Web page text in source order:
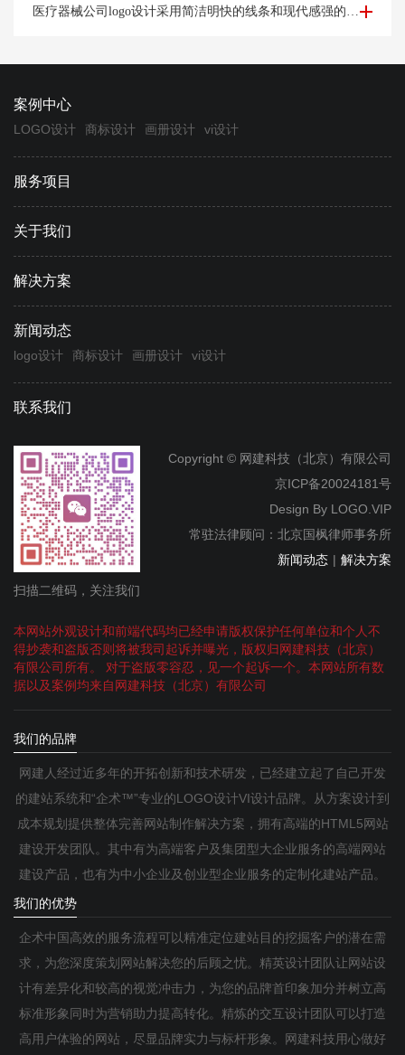
医疗器械公司logo设计-杭州艾*松公司logo设计案例 医疗器械公司logo设计采用简洁明快的线条和现代感强的字体，展示公司的时尚和创新形象。
案例中心
LOGO设计 商标设计 画册设计 vi设计
服务项目
关于我们
解决方案
新闻动态
logo设计 商标设计 画册设计 vi设计
联系我们
扫描二维码，关注我们
Copyright © 网建科技（北京）有限公司
京ICP备20024181号
Design By LOGO.VIP
常驻法律顾问：北京国枫律师事务所
新闻动态 | 解决方案
本网站外观设计和前端代码均已经申请版权保护任何单位和个人不
得抄袭和盗版否则将被我司起诉并曝光，版权归网建科技（北京）
有限公司所有。 对于盗版零容忍，见一个起诉一个。本网站所有数
据以及案例均来自网建科技（北京）有限公司
我们的品牌
网建人经过近多年的开拓创新和技术研发，已经建立起了自己开发
的建站系统和“企术™”专业的LOGO设计VI设计品牌。从方案设计到
成本规划提供整体完善网站制作解决方案，拥有高端的HTML5网站
建设开发团队。其中有为高端客户及集团型大企业服务的高端网站
建设产品，也有为中小企业及创业型企业服务的定制化建站产品。
我们的优势
企术中国高效的服务流程可以精准定位建站目的挖掘客户的潜在需
求，为您深度策划网站解决您的后顾之忧。精英设计团队让网站设
计有差异化和较高的视觉冲击力，为您的品牌首印象加分并树立高
标准形象同时为营销助力提高转化。精炼的交互设计团队可以打造
高用户体验的网站，尽显品牌实力与标杆形象。网建科技用心做好